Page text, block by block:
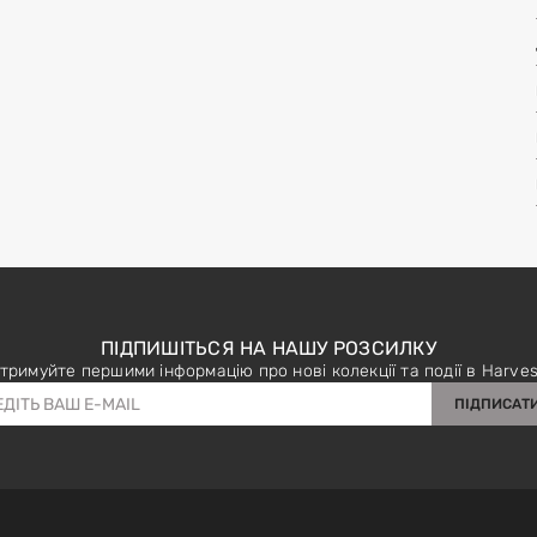
ПІДПИШІТЬСЯ НА НАШУ РОЗСИЛКУ
першими інформацію про нові колекції та події в